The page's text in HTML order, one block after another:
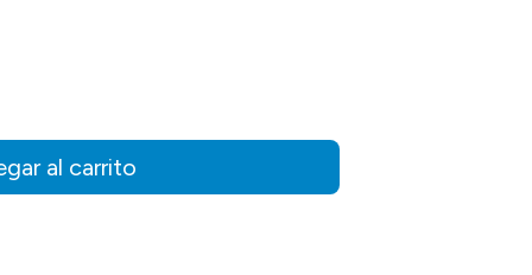
al carrito